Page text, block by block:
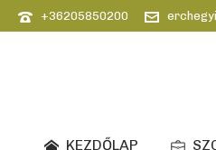
+36205850200
KEZDŐLAP